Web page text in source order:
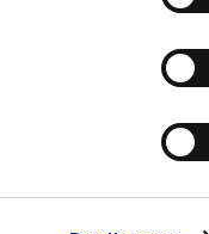
voordele van Kom op